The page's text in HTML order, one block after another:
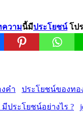
ความนี้มีประโยชน์โป
ประโยชน์ของทอ